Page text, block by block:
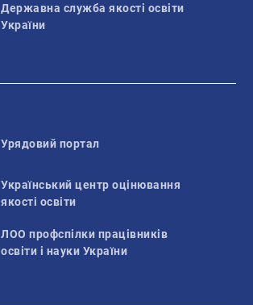
Державна служба якості освіти
України
Урядовий портал
Український центр оцінювання
якості освіти
ЛОО профспілки працівників
освіти і науки України